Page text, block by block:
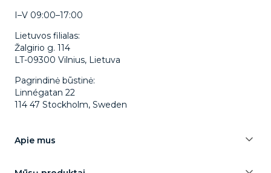
I–V 09:00–17:00
Lietuvos filialas:
Žalgirio g. 114
LT-09300 Vilnius, Lietuva
Pagrindinė būstinė:
Linnégatan 22
114 47 Stockholm, Sweden
Apie mus